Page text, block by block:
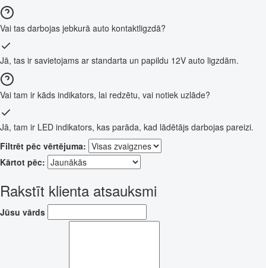
Vai tas darbojas jebkurā auto kontaktligzdā?
Jā, tas ir savietojams ar standarta un papildu 12V auto ligzdām.
Vai tam ir kāds indikators, lai redzētu, vai notiek uzlāde?
Jā, tam ir LED indikators, kas parāda, kad lādētājs darbojas pareizi.
Filtrēt pēc vērtējuma:
Kārtot pēc:
Rakstīt klienta atsauksmi
Jūsu vārds